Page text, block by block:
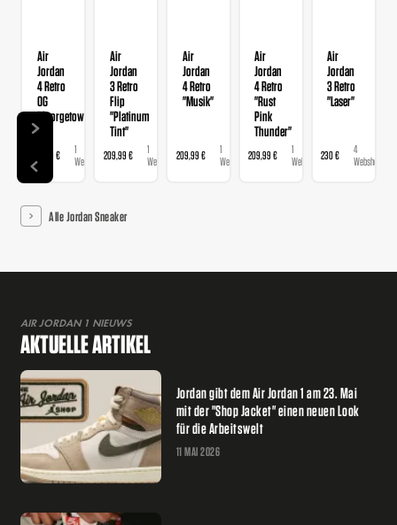
Air
Jordan
4 Retro
OG
"Georgetown"
209,99 €
1
Webshop
Air
Jordan
3 Retro
Flip
"Platinum
Tint"
209,99 €
1
Webshop
Air
Jordan
4 Retro
"Musik"
209,99 €
1
Webshop
Air
Jordan
4 Retro
"Rust
Pink
Thunder"
209,99 €
1
Webshop
Air
Jordan
3 Retro
"Laser"
230 €
4
Webshops
Alle Jordan Sneaker
AIR JORDAN 1 NIEUWS
AKTUELLE ARTIKEL
Jordan gibt dem Air Jordan 1 am 23. Mai
mit der "Shop Jacket" einen neuen Look
für die Arbeitswelt
11 MAI 2026